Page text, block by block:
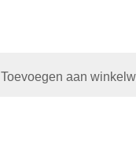
Toevoegen aan